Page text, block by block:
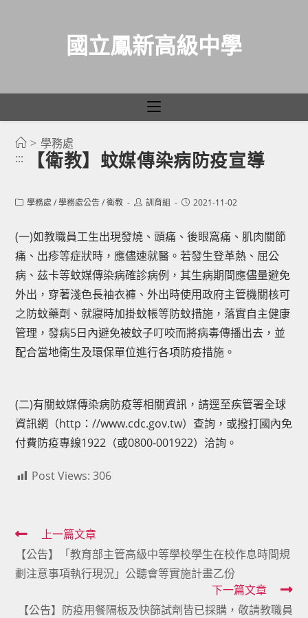
國立鳳新高級中學
> 學務處
:::
【衛教】蚊媒傳染病防疫宣導
Post學務處 / 學務處公告 / 衛教
Post訓育組
Post2021-11-02
(一)如教職員工生出現發燒、頭痛、後眼窩痛、肌肉關節
痛、出疹等症狀時，應儘速就醫。若發生登革熱、屈公
病、茲卡等蚊媒傳染病確診病例，其生病期間應儘量避免
外出，穿著淺色長袖衣褲、外出時使用政府主管機關核可
之防蚊藥劑、就寢時加掛蚊帳等防蚊措施，落實自主健康
管理，發病5日內避免被蚊子叮咬而將病毒傳播出去，並
配合當地衛生及環保單位進行各項防疫措施。
(二)有關蚊媒傳染病防疫等相關資訊，請逕至疾管署全球
資訊網（http：//www.cdc.gov.tw）查詢，或撥打國內免
付費防疫專線1922（或0800-001922）洽詢。
Post Views: 306
Read
more
articles
上一篇文章
【公告】「教育部主管高級中等學校學生在校作息時間規
劃注意事項執行現況」公聽會等實施計畫乙份
下一篇文章
【公告】防疫用餐隔板及快篩試劑皆已採購，敬請教職員